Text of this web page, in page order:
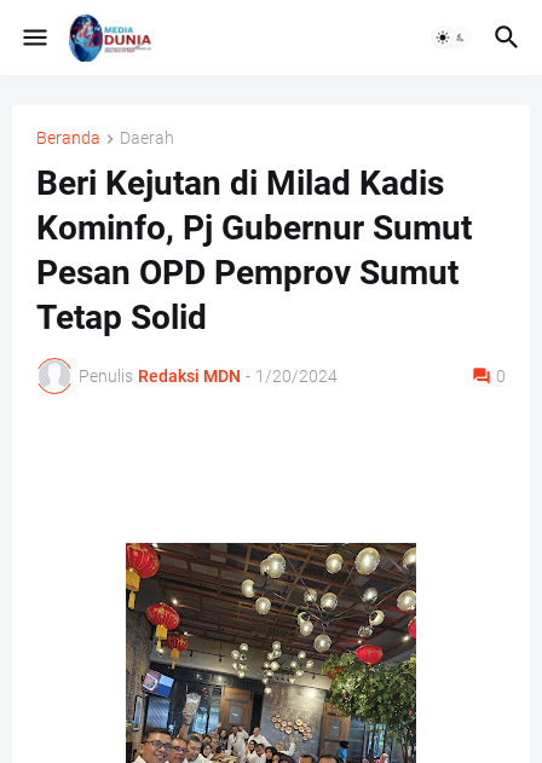
Beranda Daerah
Beri Kejutan di Milad Kadis
Kominfo, Pj Gubernur Sumut
Pesan OPD Pemprov Sumut
Tetap Solid
Penulis Redaksi MDN - 1/20/2024 0